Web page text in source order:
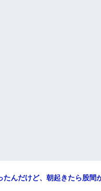
たんだけど、朝起きたら股間